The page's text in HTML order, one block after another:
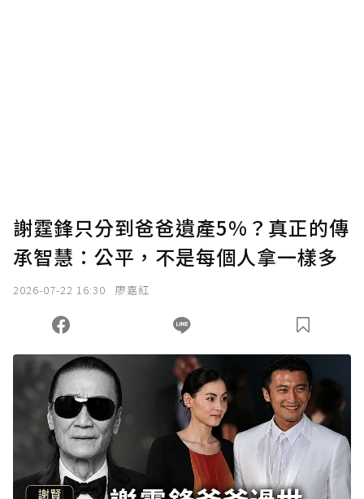
謝霆鋒只分到爸爸遺產5%？真正的傳
承智慧：公平，不是每個人拿一樣多
2026-07-22 16:30 廖嘉紅